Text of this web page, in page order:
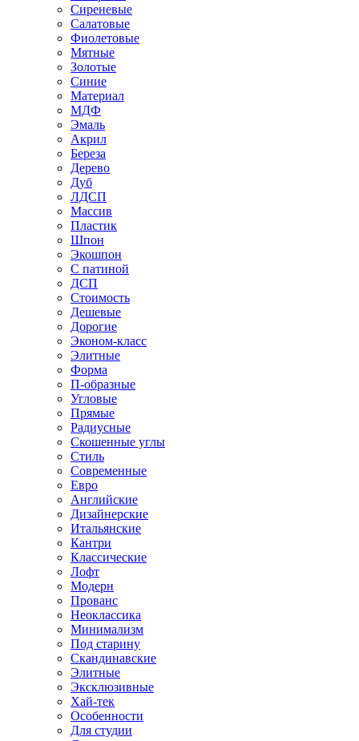
Сиреневые
Салатовые
Фиолетовые
Мятные
Золотые
Синие
Материал
МДФ
Эмаль
Акрил
Береза
Дерево
Дуб
ЛДСП
Массив
Пластик
Шпон
Экошпон
С патиной
ДСП
Стоимость
Дешевые
Дорогие
Эконом-класс
Элитные
Форма
П-образные
Угловые
Прямые
Радиусные
Скошенные углы
Стиль
Современные
Евро
Английские
Дизайнерские
Итальянские
Кантри
Классические
Лофт
Модерн
Прованс
Неоклассика
Минимализм
Под старину
Скандинавские
Элитные
Эксклюзивные
Хай-тек
Особенности
Для студии